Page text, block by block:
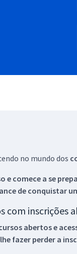
no mundo dos
e comece a se
de conquistar
com inscrições
abertos e
fazer perder a